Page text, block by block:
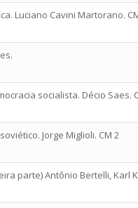
Luciano Cavini Martorano.
socialista. Décio Saes.
Jorge Miglioli. CM 2
parte) Antônio Bertelli, Karl